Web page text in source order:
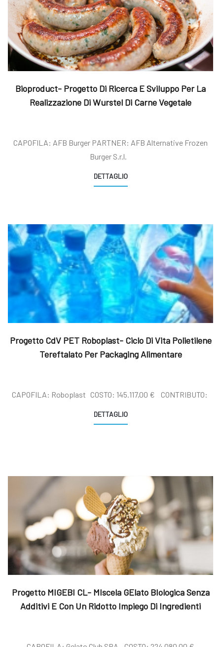
Bioproduct- Progetto Di Ricerca E Sviluppo Per La
Realizzazione Di Wurstel Di Carne Vegetale
CAPOFILA: AFB Burger PARTNER: AFB Alternative Frozen
Burger S.r.l.
DETTAGLIO
Progetto CdV PET Roboplast- Ciclo Di Vita Polietilene
Tereftalato Per Packaging Alimentare
CAPOFILA: Roboplast COSTO: 145.117,00 € CONTRIBUTO:
DETTAGLIO
Progetto MIGEBI CL- MIscela GElato BIologica Senza
Additivi E Con Un Ridotto Impiego Di Ingredienti